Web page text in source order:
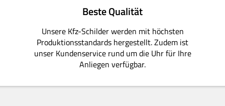
Beste Qualität
Unsere Kfz-Schilder werden mit höchsten
Produktionsstandards hergestellt. Zudem ist
unser Kundenservice rund um die Uhr für Ihre
Anliegen verfügbar.